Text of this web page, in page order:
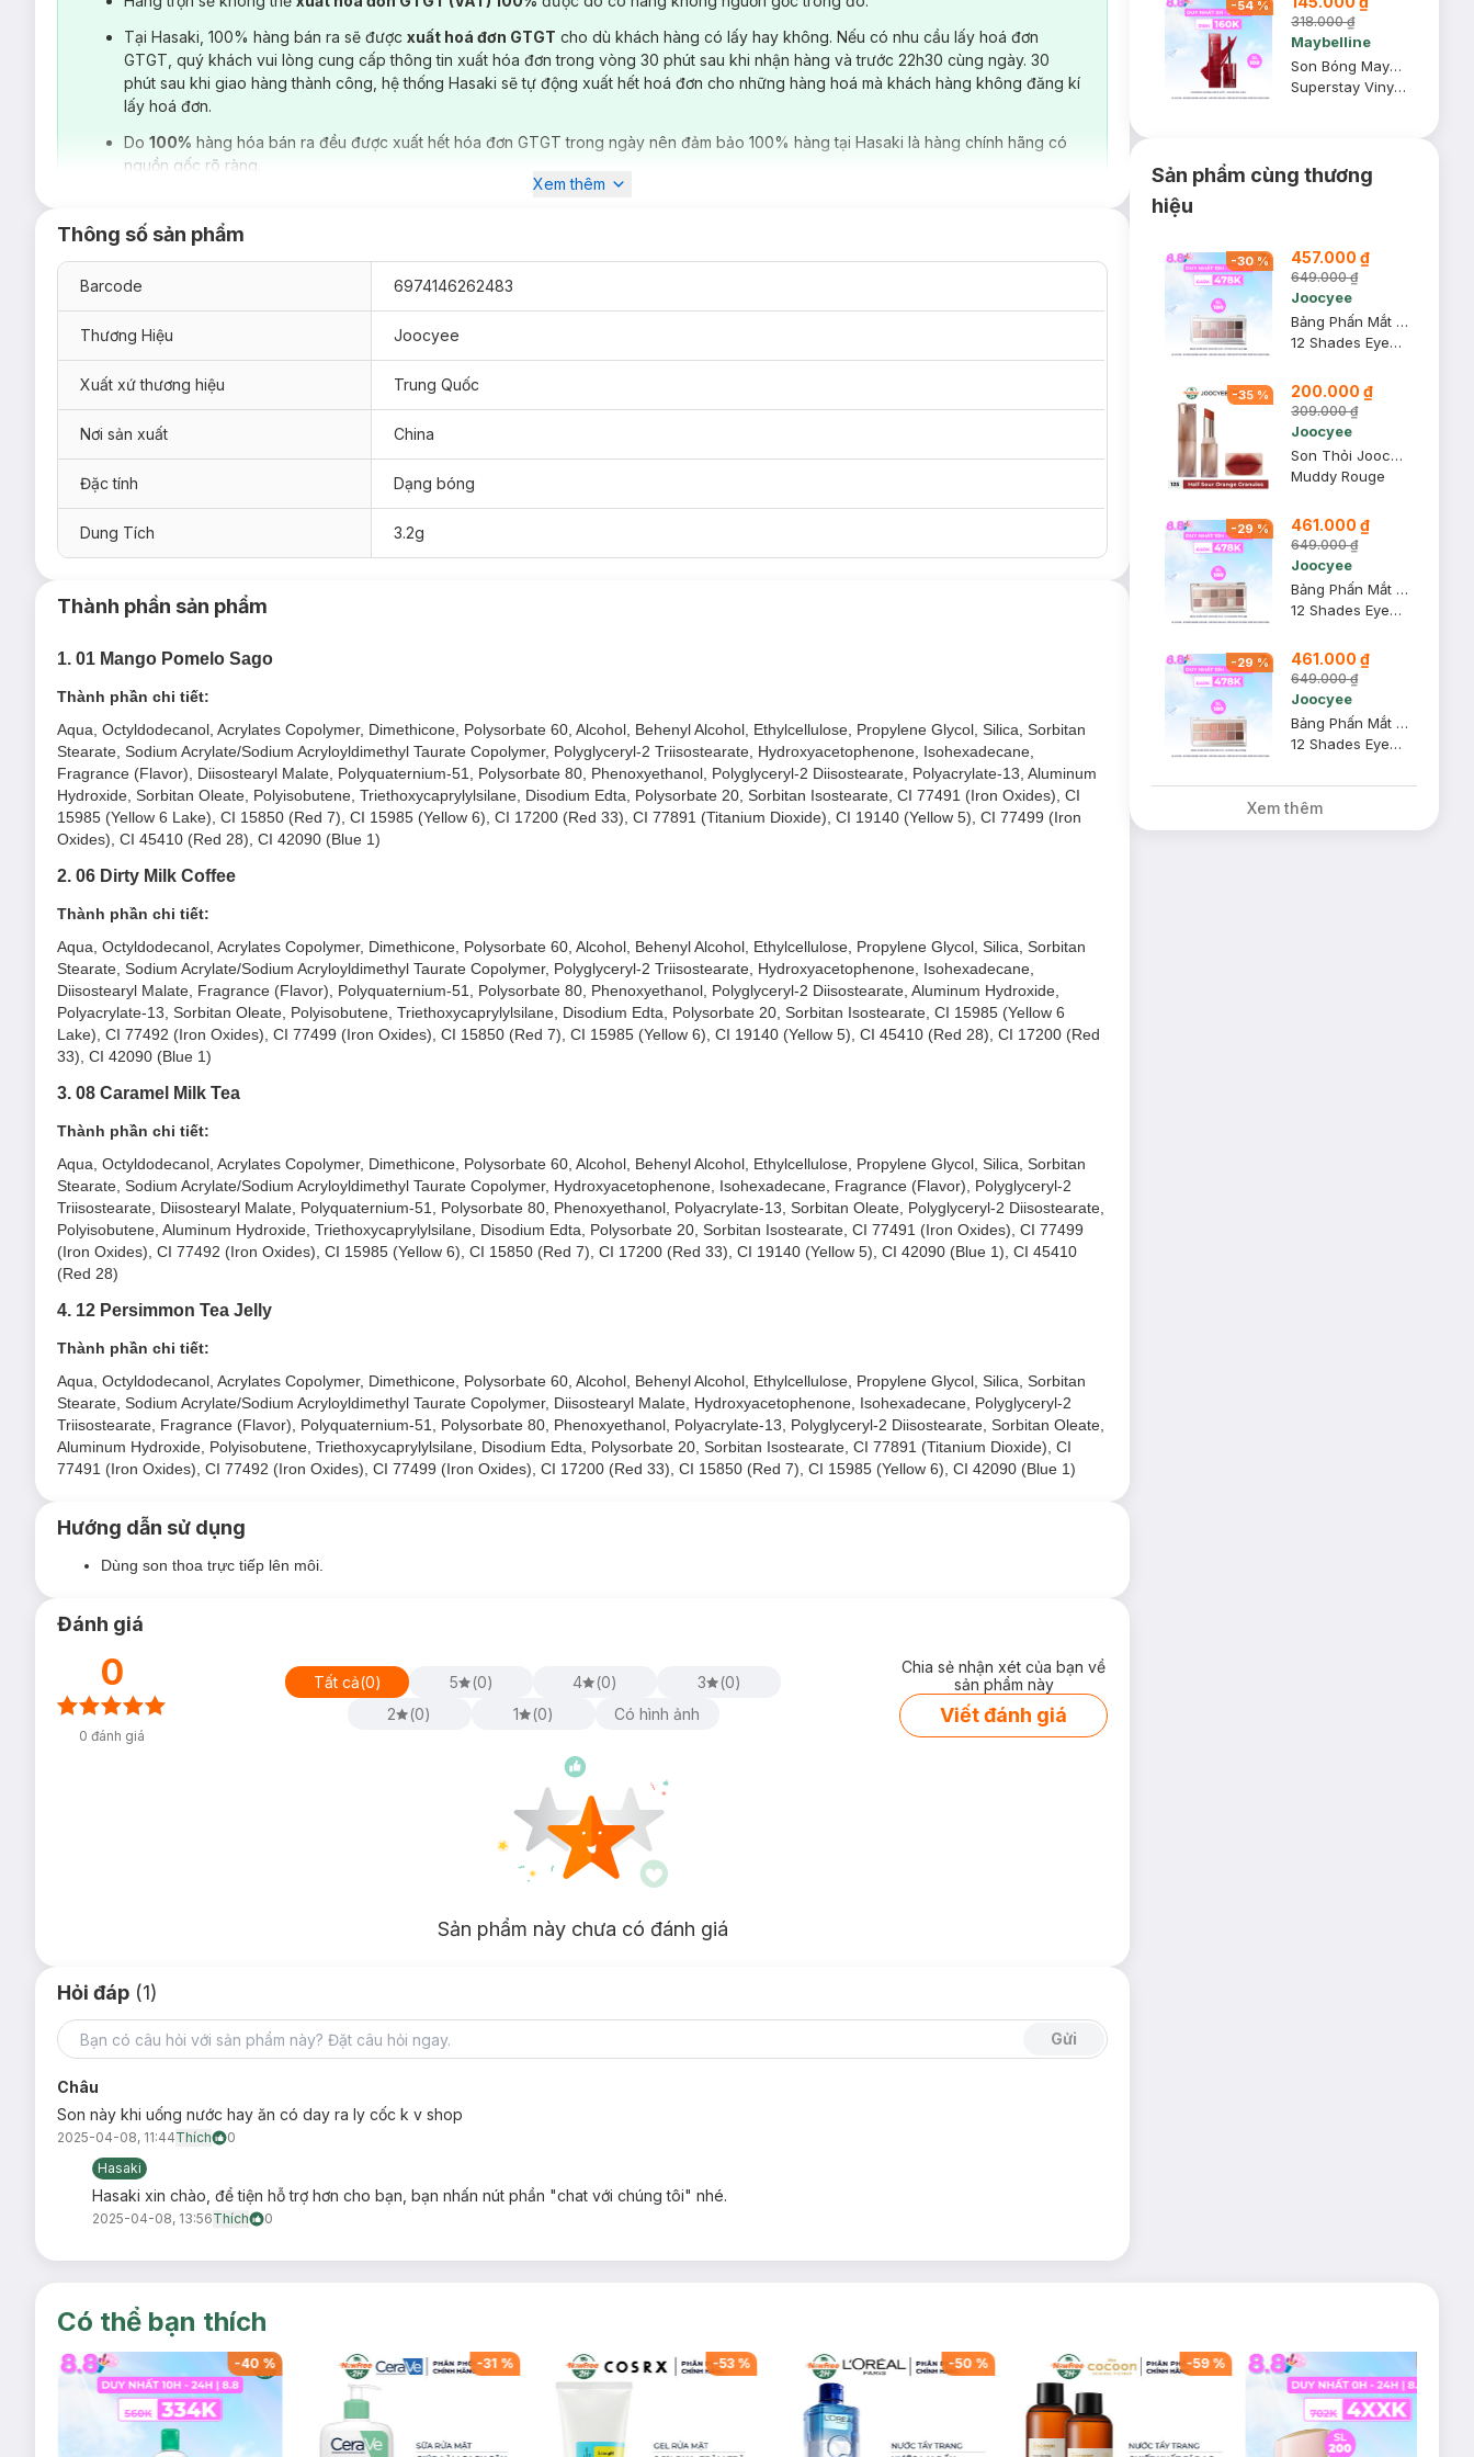
06 Dirty Milk Coffee
Ưu thế nổi bật:
Dạng nước và nhẹ giữ cho đôi môi được ngậm nước.
Lên chuẩn màu ngay từ lần đầu tiên.
Bảo quản:
Bảo quản nơi khô ráo, thoáng mát, tránh ánh nắng trực tiếp hoặc nơi có nhiệt độ cao / ẩm ướt.
Sản xuất tại:
Hạn sử dụng:3 năm kể từ ngày sản xuất
Tại Hasaki, 100% hàng bán ra sẽ được xuất hoá đơn GTGT cho dù khách hàng có lấy hay không. Nếu có nhu cầu lấy hoá đơn
GTGT, quý khách vui lòng cung cấp thông tin xuất hóa đơn trong vòng 30 phút sau khi nhận hàng và trước 22h30 cùng ngày. 30
phút sau khi giao hàng thành công, hệ thống Hasaki sẽ tự động xuất hết hoá đơn cho những hàng hoá mà khách hàng không đăng kí
lấy hoá đơn.
Do 100% hàng hóa bán ra đều được xuất hết hóa đơn GTGT trong ngày nên đảm bảo 100% hàng tại Hasaki là hàng chính hãng có
nguồn gốc rõ ràng.
Xem thêm
Thông số sản phẩm
Barcode 6974146262483
Thương Hiệu Joocyee
Xuất xứ thương hiệu Trung Quốc
Nơi sản xuất China
Đặc tính Dạng bóng
Dung Tích 3.2g
Thành phần sản phẩm
1. 01 Mango Pomelo Sago
Thành phần chi tiết:
Aqua, Octyldodecanol, Acrylates Copolymer, Dimethicone, Polysorbate 60, Alcohol, Behenyl Alcohol, Ethylcellulose, Propylene Glycol, Silica, Sorbitan
Stearate, Sodium Acrylate/Sodium Acryloyldimethyl Taurate Copolymer, Polyglyceryl-2 Triisostearate, Hydroxyacetophenone, Isohexadecane,
Fragrance (Flavor), Diisostearyl Malate, Polyquaternium-51, Polysorbate 80, Phenoxyethanol, Polyglyceryl-2 Diisostearate, Polyacrylate-13, Aluminum
Hydroxide, Sorbitan Oleate, Polyisobutene, Triethoxycaprylylsilane, Disodium Edta, Polysorbate 20, Sorbitan Isostearate, CI 77491 (Iron Oxides), CI
15985 (Yellow 6 Lake), CI 15850 (Red 7), CI 15985 (Yellow 6), CI 17200 (Red 33), CI 77891 (Titanium Dioxide), CI 19140 (Yellow 5), CI 77499 (Iron
Oxides), CI 45410 (Red 28), CI 42090 (Blue 1)
2. 06 Dirty Milk Coffee
Thành phần chi tiết:
Aqua, Octyldodecanol, Acrylates Copolymer, Dimethicone, Polysorbate 60, Alcohol, Behenyl Alcohol, Ethylcellulose, Propylene Glycol, Silica, Sorbitan
Stearate, Sodium Acrylate/Sodium Acryloyldimethyl Taurate Copolymer, Polyglyceryl-2 Triisostearate, Hydroxyacetophenone, Isohexadecane,
Diisostearyl Malate, Fragrance (Flavor), Polyquaternium-51, Polysorbate 80, Phenoxyethanol, Polyglyceryl-2 Diisostearate, Aluminum Hydroxide,
Polyacrylate-13, Sorbitan Oleate, Polyisobutene, Triethoxycaprylylsilane, Disodium Edta, Polysorbate 20, Sorbitan Isostearate, CI 15985 (Yellow 6
Lake), CI 77492 (Iron Oxides), CI 77499 (Iron Oxides), CI 15850 (Red 7), CI 15985 (Yellow 6), CI 19140 (Yellow 5), CI 45410 (Red 28), CI 17200 (Red
33), CI 42090 (Blue 1)
3. 08 Caramel Milk Tea
Thành phần chi tiết:
Aqua, Octyldodecanol, Acrylates Copolymer, Dimethicone, Polysorbate 60, Alcohol, Behenyl Alcohol, Ethylcellulose, Propylene Glycol, Silica, Sorbitan
Stearate, Sodium Acrylate/Sodium Acryloyldimethyl Taurate Copolymer, Hydroxyacetophenone, Isohexadecane, Fragrance (Flavor), Polyglyceryl-2
Triisostearate, Diisostearyl Malate, Polyquaternium-51, Polysorbate 80, Phenoxyethanol, Polyacrylate-13, Sorbitan Oleate, Polyglyceryl-2 Diisostearate,
Polyisobutene, Aluminum Hydroxide, Triethoxycaprylylsilane, Disodium Edta, Polysorbate 20, Sorbitan Isostearate, CI 77491 (Iron Oxides), CI 77499
(Iron Oxides), CI 77492 (Iron Oxides), CI 15985 (Yellow 6), CI 15850 (Red 7), CI 17200 (Red 33), CI 19140 (Yellow 5), CI 42090 (Blue 1), CI 45410
(Red 28)
4. 12 Persimmon Tea Jelly
Thành phần chi tiết:
Aqua, Octyldodecanol, Acrylates Copolymer, Dimethicone, Polysorbate 60, Alcohol, Behenyl Alcohol, Ethylcellulose, Propylene Glycol, Silica, Sorbitan
Stearate, Sodium Acrylate/Sodium Acryloyldimethyl Taurate Copolymer, Diisostearyl Malate, Hydroxyacetophenone, Isohexadecane, Polyglyceryl-2
Triisostearate, Fragrance (Flavor), Polyquaternium-51, Polysorbate 80, Phenoxyethanol, Polyacrylate-13, Polyglyceryl-2 Diisostearate, Sorbitan Oleate,
Aluminum Hydroxide, Polyisobutene, Triethoxycaprylylsilane, Disodium Edta, Polysorbate 20, Sorbitan Isostearate, CI 77891 (Titanium Dioxide), CI
77491 (Iron Oxides), CI 77492 (Iron Oxides), CI 77499 (Iron Oxides), CI 17200 (Red 33), CI 15850 (Red 7), CI 15985 (Yellow 6), CI 42090 (Blue 1)
Hướng dẫn sử dụng
Dùng son thoa trực tiếp lên môi.
Đánh giá
0
0 đánh giá
Tất cả(0) 5 (0) 4 (0) 3 (0)
2
(0) 1 (0) Có hình ảnh
Chia sẻ nhận xét của bạn về
sản phẩm này
Viết đánh giá
Sản phẩm này chưa có đánh giá
Hỏi đáp (1)
Gửi
Châu
Son này khi uống nước hay ăn có day ra ly cốc k v shop
2025-04-08, 11:44Thích
0
Hasaki
Hasaki xin chào, để tiện hỗ trợ hơn cho bạn, bạn nhấn nút phần "chat với chúng tôi" nhé.
2025-04-08, 13:56Thích 0
-54%
318.000 ₫
Maybelline
Son Bóng Maybelline 10 Lippy - Nâu Đỏ Ấm 4.2ml
Superstay Vinyl Ink
Sản phẩm cùng thương
hiệu
-30% 457.000 ₫
649.000 ₫
Joocyee
Bảng Phấn Mắt Joocyee 12 Ô - 07 Pink Mist Isle 14g
12 Shades Eyeshadow Palette
-35 % 200.000 ₫
309.000 ₫
Joocyee
Son Thỏi Joocyee Mịn Lì Màu 125 Half Sour Orange Granules 3.2g
Muddy Rouge
-29 % 461.000 ₫
649.000 ₫
Joocyee
Bảng Phấn Mắt Joocyee 12 Ô - 01 Wooden Pink 14g
12 Shades Eyeshadow Palette
-29 % 461.000 ₫
649.000 ₫
Joocyee
Bảng Phấn Mắt Joocyee 12 Ô - 02 Pink Melon 14g
12 Shades Eyeshadow Palette
Xem thêm
Có thể bạn thích
-40 % -31 % -53% -50 % -59%